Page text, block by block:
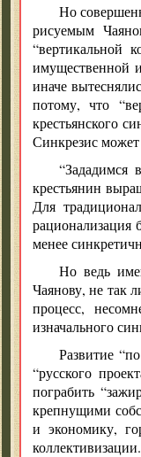
Но
рисуемым
“вертикальной
имущественной
иначе
потому, что
крестьянского
Синкрезис может
“Зададимся
крестьянин
Для
рационализация
менее
Но ведь
Чаянову, не так
процесс,
изначального
Развитие
“русского
пограбить
крепнущими
и экономику,
коллективизации.